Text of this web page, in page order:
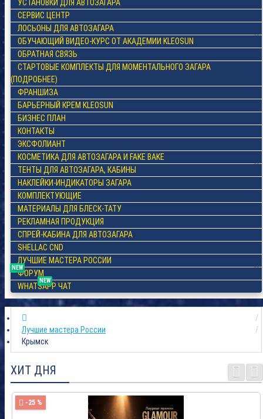
УСТАНОВКИ ДЛЯ АВТОЗАГАРА
СЕРВИС ЦЕНТР
ЛОСЬОНЫ ДЛЯ АВТОЗАГАРА
ОБУЧАЮЩИЙ ВИДЕО-КУРС ОТ АКАДЕМИИ KLEOSUN
ОБРАТНАЯ СВЯЗЬ
СТАРТОВЫЕ КОМПЛЕКТЫ ДЛЯ МОМЕНТАЛЬНОГО ЗАГАРА
(ПОДРОБНЕЕ)
ФРАНШИЗА
БАРЬЕРНЫЙ КРЕМ KLEOSUN
БИЗНЕС ПЛАН
КОНТАКТЫ
ЭКСФОЛИАНТ
КОСМЕТИКА ДЛЯ АВТОЗАГАРА И FAKE BAKE
ТЕНТЫ ДЛЯ АВТОЗАГАРА, КАБИНЫ
НАКЛЕЙКИ-ИНДИКАТОРЫ ЗАГАРА
КОМПЛЕКТУЮЩИЕ
МАТЕРИАЛЫ ДЛЯ БЛЕСК-ТАТУ
РЕКЛАМНАЯ ПРОДУКЦИЯ
СПРЕЙ-КАБИНА ДЛЯ АВТОЗАГАРА
SHELLAC CND
ЛУЧШИЕ МАСТЕРА РОССИИ
NEW
ФОРУМ
NEW
WHATSAPP ЧАТ
Лучшие мастера России
Крымск
ХИТ ДНЯ
-25 %